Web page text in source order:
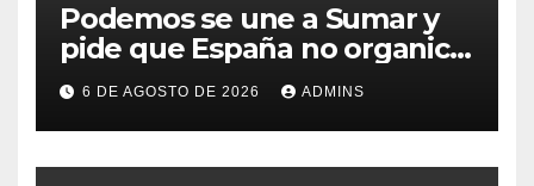
Podemos se une a Sumar y
pide que España no organice
el Mundial 2030 con
Marruecos por «atentar
contra la soberanía nacional»
6 DE AGOSTO DE 2026 ADMINS